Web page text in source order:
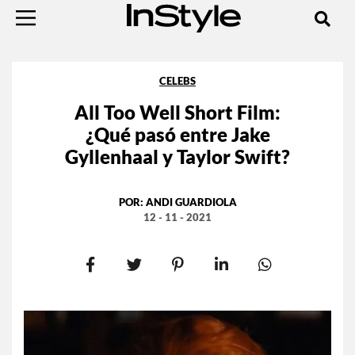
CELEBS
All Too Well Short Film:
¿Qué pasó entre Jake
Gyllenhaal y Taylor Swift?
POR: ANDI GUARDIOLA
12 - 11 - 2021